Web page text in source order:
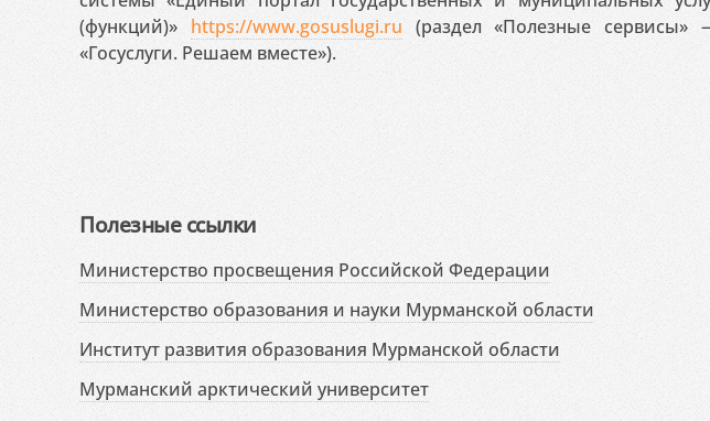
(функций)» https://www.gosuslugi.ru (раздел «Полезные сервисы»
«Госуслуги. Решаем вместе»).
Полезные ссылки
Министерство просвещения Российской Федерации
Министерство образования и науки Мурманской области
Институт развития образования Мурманской области
Мурманский арктический университет